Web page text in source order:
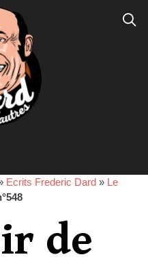
Ecrits Frederic Dard » Le
de